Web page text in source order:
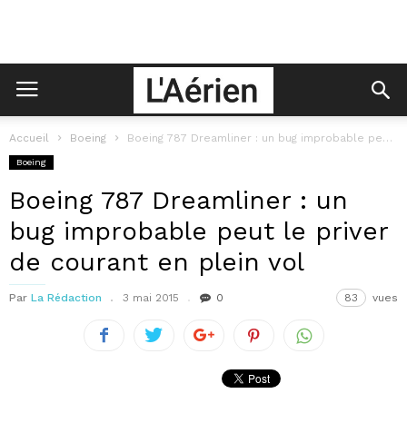
Accueil Boeing Boeing 787 Dreamliner : un bug improbable peut le priver de courant...
Boeing
Boeing 787 Dreamliner : un
bug improbable peut le priver
de courant en plein vol
Par La Rédaction 3 mai 2015 0 83 vues